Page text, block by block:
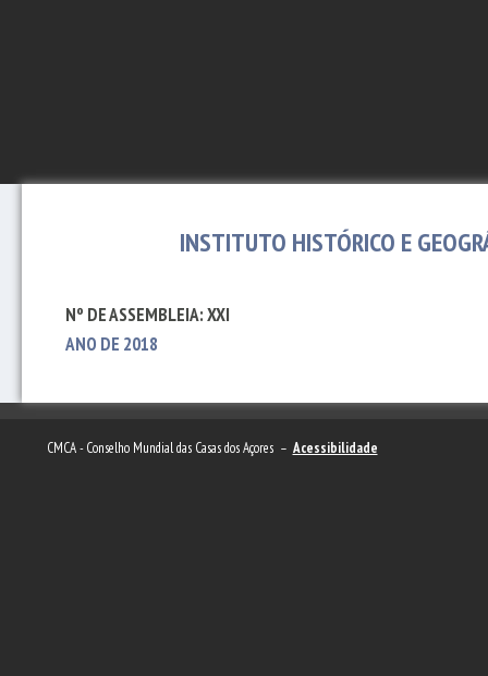
INSTITUTO HISTÓRICO E
Nº DE ASSEMBLEIA: XXI
ANO DE 2018
CMCA - Conselho Mundial das Casas dos Açores – Acessibilidade